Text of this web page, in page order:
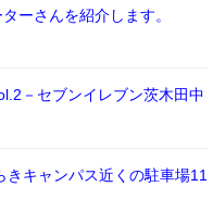
ーさんを紹介します。
－セブンイレブン茨木田中
きキャンパス近くの駐車場11